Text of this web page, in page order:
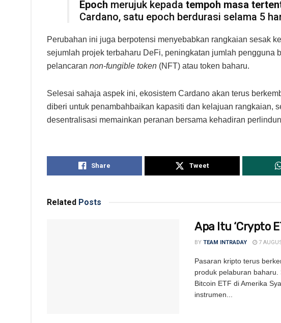
Epoch merujuk kepada tempoh masa
Cardano, satu epoch berdurasi selama 5
Perubahan ini juga berpotensi menyebabkan rangkaian sesak
sejumlah projek terbaharu DeFi, peningkatan jumlah pengguna
pelancaran non-fungible token (NFT) atau token baharu.
Selesai sahaja aspek ini, ekosistem Cardano akan terus
diberi untuk penambahbaikan kapasiti dan kelajuan rangkaian,
desentralisasi memainkan peranan bersama kehadiran
Share Tweet
Related Posts
Apa Itu ‘Crypto
BY TEAM INTRADAY 7
Pasaran kripto terus
produk pelaburan
Bitcoin ETF di Amerika
instrumen...